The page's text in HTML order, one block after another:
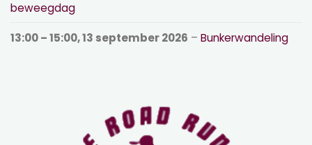
beweegdag
13:00– 15:00,13 september 2026 –Bunkerwandeling